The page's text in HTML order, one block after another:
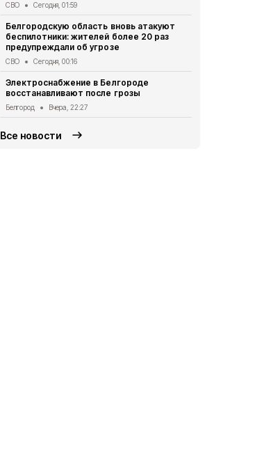
СВО Сегодня, 01:59
Белгородскую область вновь атакуют
беспилотники: жителей более 20 раз
предупреждали об угрозе
СВО Сегодня, 00:16
Электроснабжение в Белгороде
восстанавливают после грозы
Белгород Вчера, 22:27
Все новости